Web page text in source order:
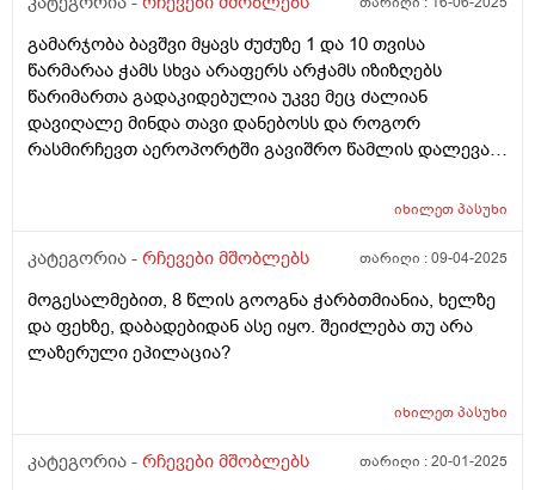
გამარჯობა ბავშვი მყავს ძუძუზე 1 და 10 თვისა
წარმარაა ჭამს სხვა არაფერს არჭამს იზიზღებს
წარიმართა გადაკიდებულია უკვე მეც ძალიან
დავიღალე მინდა თავი დანებოსს და როგორ
რასმირჩევთ აეროპორტში გავიშრო წამლის დალევას
იხილეთპასუხი
კატეგორია - რჩევები მშობლებს თარიღი :09-04-2025
მოგესალმებით, 8 წლის გოოგნა ჭარბთმიანია, ხელზე
და ფეხზე, დაბადებიდან ასე იყო. შეიძლება თუ არა
ლაზერული ეპილაცია?
იხილეთპასუხი
კატეგორია - რჩევები მშობლებს თარიღი :20-01-2025